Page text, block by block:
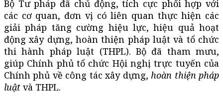
Bộ Tư pháp đã chủ động, tích cực phối hợp với
các cơ quan, đơn vị có liên quan thực hiện các
giải pháp tăng cường hiệu lực, hiệu quả hoạt
động xây dựng, hoàn thiện pháp luật và tổ chức
thi hành pháp luật (THPL). Bộ đã tham mưu,
giúp Chính phủ tổ chức Hội nghị trực tuyến của
Chính phủ về công tác xây dựng,hoàn thiện pháp
luật và THPL.